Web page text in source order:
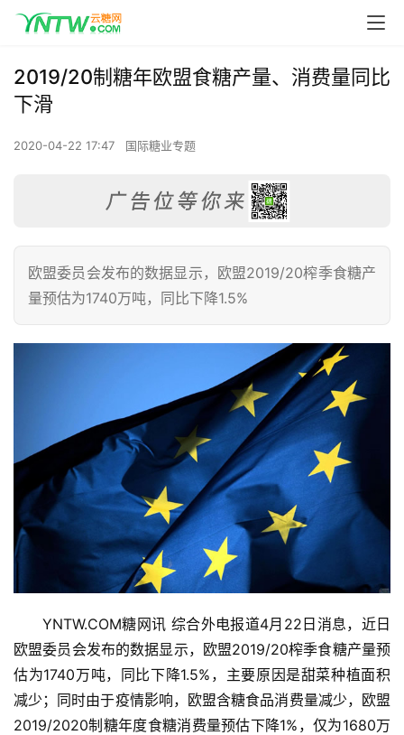
首
页
2019/20制糖年欧盟食糖产量、消费量同比
下滑
2020-04-22 17:47 国际糖业专题
欧盟委员会发布的数据显示，欧盟2019/20榨季食糖产
量预估为1740万吨，同比下降1.5%
YNTW.COM糖网讯 综合外电报道4月22日消息，近日
欧盟委员会发布的数据显示，欧盟2019/20榨季食糖产量预
估为1740万吨，同比下降1.5%，主要原因是甜菜种植面积
减少；同时由于疫情影响，欧盟含糖食品消费量减少，欧盟
2019/2020制糖年度食糖消费量预估下降1%，仅为1680万